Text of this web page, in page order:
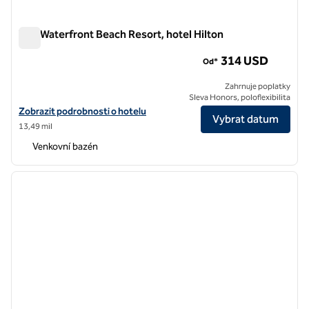
The Waterfront Beach Resort, hotel Hilton
Zobrazit podrobnosti o hotelu v hotelu The Waterfront Beach
Zobrazit podrobnosti o hotelu
13,49 mil
Od* 314 USD
Zahrnuje poplatky
Sleva Honors, poloflexibilita
Vybrat datum
Venkovní bazén
1 z 12
další